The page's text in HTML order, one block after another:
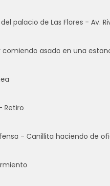
palacio de Las Flores - Av.
comiendo asado en una
Retiro
- Canillita haciendo de